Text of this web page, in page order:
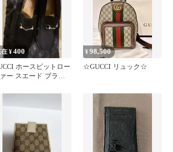
¥400
ホースビットロー
ー スエード ブラッ
¥98,500
☆GUCCI リュック☆